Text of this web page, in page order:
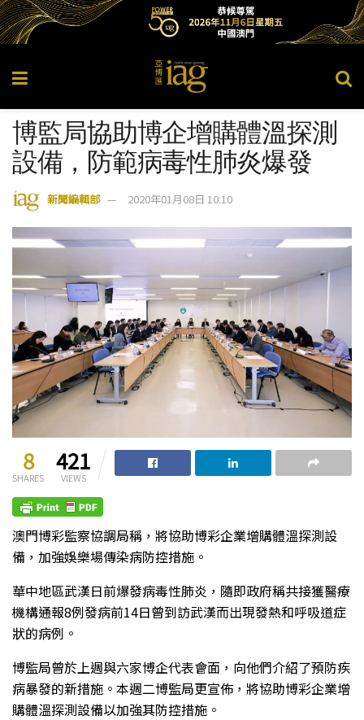
博監局協助博企增購體溫探測
設備，防範病毒性肺炎爆發
新聞編輯部 2020年01月08日 10:10
8
SHARES
421
VIEWS
澳門博彩監察協調局稱，將協助博彩企業增購體溫探測設
備，加強娛樂場傳染病防控措施。
華中地區武漢日前爆發病毒性肺炎，隨即政府稱共接獲醫療
機構通報8例發病前14日曾到訪武漢而出現發熱和呼吸道症
狀的病例。
博監局曾於上週與六家博企代表會面，向他們介紹了預防疾
病暴發的新措施。本週二博監局更宣佈，將協助博彩企業增
購體溫探測設備以加強其防控措施。